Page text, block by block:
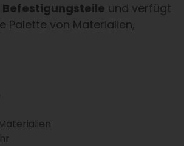
und verfügt
Palette von Materialien,